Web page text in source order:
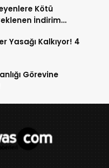
Kötü
İndirim
Yasağı Kalkıyor! 4
Görevine